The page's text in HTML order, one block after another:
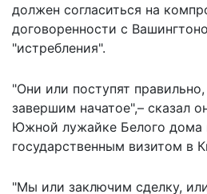
должен согласиться на
договоренности с
"истребления".
"Они или поступят
завершим начатое",– сказал
Южной лужайке Белого дома
государственным визитом в
"Мы или заключим сделку,